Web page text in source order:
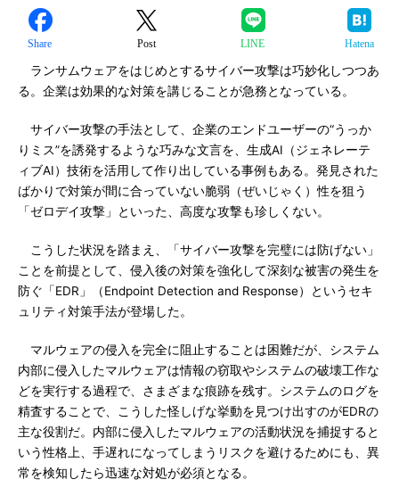
Share Post LINE Hatena
ランサムウェアをはじめとするサイバー攻撃は巧妙化しつつあ
る。企業は効果的な対策を講じることが急務となっている。
サイバー攻撃の手法として、企業のエンドユーザーの“うっか
りミス”を誘発するような巧みな文言を、生成AI（ジェネレーテ
ィブAI）技術を活用して作り出している事例もある。発見された
ばかりで対策が間に合っていない脆弱（ぜいじゃく）性を狙う
「ゼロデイ攻撃」といった、高度な攻撃も珍しくない。
こうした状況を踏まえ、「サイバー攻撃を完璧には防げない」
ことを前提として、侵入後の対策を強化して深刻な被害の発生を
防ぐ「EDR」（Endpoint Detection and Response）というセキ
ュリティ対策手法が登場した。
マルウェアの侵入を完全に阻止することは困難だが、システム
内部に侵入したマルウェアは情報の窃取やシステムの破壊工作な
どを実行する過程で、さまざまな痕跡を残す。システムのログを
精査することで、こうした怪しげな挙動を見つけ出すのがEDRの
主な役割だ。内部に侵入したマルウェアの活動状況を捕捉すると
いう性格上、手遅れになってしまうリスクを避けるためにも、異
常を検知したら迅速な対処が必須となる。